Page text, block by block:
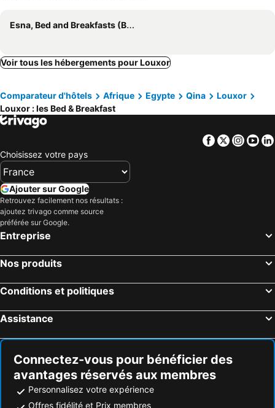
Pharaohs Guest House
valleyofthenileadventures
Horus Garden House
Esna, Bed and Breakfasts (B and B)
Voir tous les hébergements pour Louxor
Comparateur d'hôtels Afrique Egypte Qina
Louxor
Louxor : les Bed & Breakfast
Facebook
Twitter
Choisissez votre pays
Ajouter sur Google
Retrouvez facilement nos résultats :
ajoutez trivago comme source
préférée sur Google.
Entreprise
Nos produits
Conditions et politiques
Assistance
Connectez-vous pour bénéficier des
avantages réservés aux membres
Personnalisez votre expérience
Offres fidélité et Prix membres